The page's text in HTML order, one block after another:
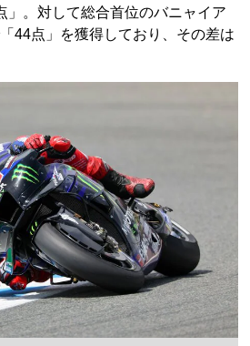
」。対して総合首位のバニャイア
44点」を獲得しており、その差は